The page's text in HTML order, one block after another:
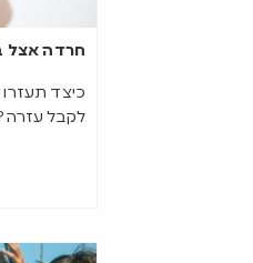
חרדה אצל
כיצד תעזרו
לקבל